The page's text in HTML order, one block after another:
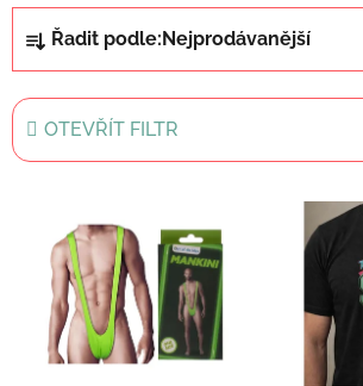
a
z
e
n
Řadit podle: Nejprodávanější
OTEVŘÍT FILTR